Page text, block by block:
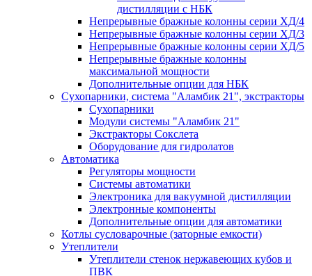
дистилляции с НБК
Непрерывные бражные колонны серии ХД/4
Непрерывные бражные колонны серии ХД/3
Непрерывные бражные колонны серии ХД/5
Непрерывные бражные колонны
максимальной мощности
Дополнительные опции для НБК
Сухопарники, система "Аламбик 21", экстракторы
Сухопарники
Модули системы "Аламбик 21"
Экстракторы Сокслета
Оборудование для гидролатов
Автоматика
Регуляторы мощности
Системы автоматики
Электроника для вакуумной дистилляции
Электронные компоненты
Дополнительные опции для автоматики
Котлы сусловарочные (заторные емкости)
Утеплители
Утеплители стенок нержавеющих кубов и
ПВК